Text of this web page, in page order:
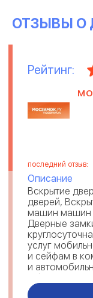
ОТЗЫВЫ О
Рейтинг:
последний отзыв:
Описание
Вскрытие
дверей,
машин машин
Дверные
услуг
и сейфам в
и
Области.